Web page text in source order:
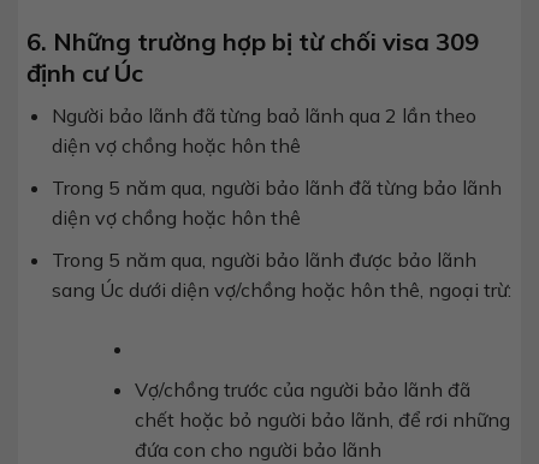
6. Những trường hợp bị từ chối visa 309
định cư Úc
Người bảo lãnh đã từng baỏ lãnh qua 2 lần theo
diện vợ chồng hoặc hôn thê
Trong 5 năm qua, người bảo lãnh đã từng bảo lãnh
diện vợ chồng hoặc hôn thê
Trong 5 năm qua, người bảo lãnh được bảo lãnh
sang Úc dưới diện vợ/chồng hoặc hôn thê, ngoại trừ:
Vợ/chồng trước của người bảo lãnh đã
chết hoặc bỏ người bảo lãnh, để rơi những
đứa con cho người bảo lãnh